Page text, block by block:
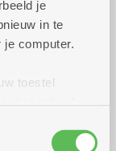
je
in te
computer.
toestel
Sommige
12.00 uur
aan
vervoer